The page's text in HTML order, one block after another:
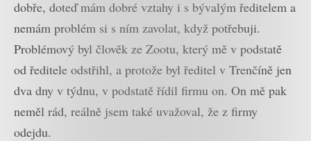
dobře, doteď mám dobré vztahy i s bývalým ředitelem a
nemám problém si s ním zavolat, když potřebuji.
Problémový byl člověk ze Zootu, který mě v podstatě
od ředitele odstřihl, a protože byl ředitel v Trenčíně jen
dva dny v týdnu, v podstatě řídil firmu on. On mě pak
neměl rád, reálně jsem také uvažoval, že z firmy
odejdu.